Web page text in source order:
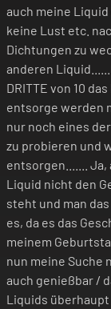
Bewahre
Kinder
EuH208
allergische
auch meine Liquid
keine Lust etc.
Dichtungen zu
anderen
DRITTE von 10
entsorge werden
nur noch eines
zu probieren und
entsorgen....... Ja,
Liquid nicht den
steht und man
es, da es das
meinem
nun meine Suche
auch genießbar /
Liquids überhaupt